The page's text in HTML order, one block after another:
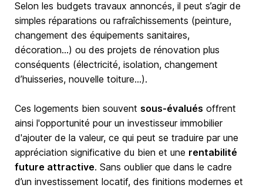
Selon les budgets travaux annoncés, il peut s’agir de
simples réparations ou rafraîchissements (peinture,
changement des équipements sanitaires,
décoration…) ou des projets de rénovation plus
conséquents (électricité, isolation, changement
d’huisseries, nouvelle toiture…).
Ces logements bien souvent sous-évalués offrent
ainsi l'opportunité pour un investisseur immobilier
d'ajouter de la valeur, ce qui peut se traduire par une
appréciation significative du bien et une rentabilité
future attractive. Sans oublier que dans le cadre
d’un investissement locatif, des finitions modernes et